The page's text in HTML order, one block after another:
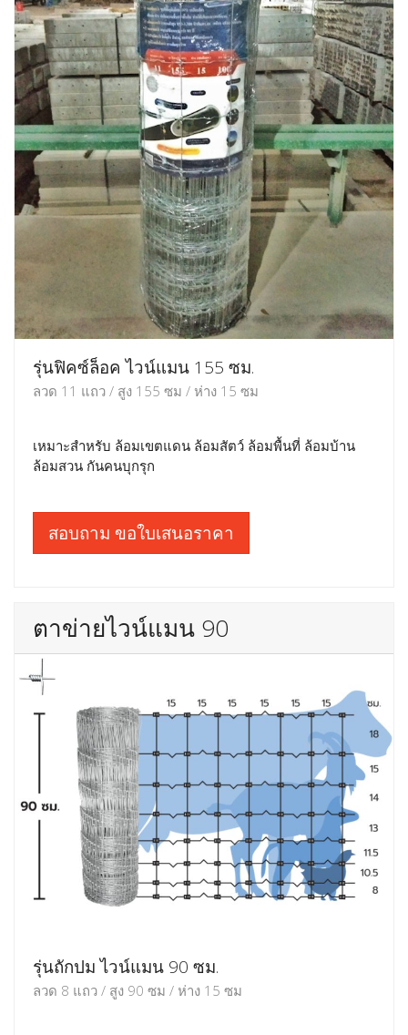
รุ่นฟิคซ์ล็อค ไวน์แมน 155 ซม.
ลวด 11 แถว / สูง 155 ซม / ห่าง 15 ซม
เหมาะสำหรับ ล้อมเขตแดน ล้อมสัตว์ ล้อมพื้นที่ ล้อมบ้าน
ล้อมสวน กันคนบุกรุก
สอบถาม ขอใบเสนอราคา
ตาข่ายไวน์แมน 90
รุ่นถักปม ไวน์แมน 90 ซม.
ลวด 8 แถว / สูง 90 ซม / ห่าง 15 ซม